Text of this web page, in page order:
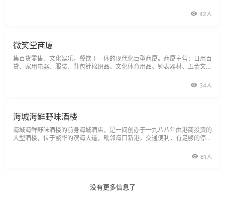
42人
微笑堂商厦
集百货零售、文化娱乐，餐饮于一体的现代化巨型商厦。商厦主营：日用百
贷、家用电器、服装、鞋包针棉织品、文化体育用品、钟表器材、五金文
类商品；并设置了新华书店、美容美发厅、咖啡厅、食街、游戏（艺）机娱
34人
海城海鲜野味酒楼
海城海鲜野味酒楼的前身海城酒店，是一间创办于一九八八年由港商投资的
大型酒楼，位于繁华的滨海大道，毗邻海口新港，交通便利，有足够的停车
可提供舒适的按摩，医疗的足浴，二楼是宽敞明净的大堂，可同时容纳350
81人
没有更多信息了